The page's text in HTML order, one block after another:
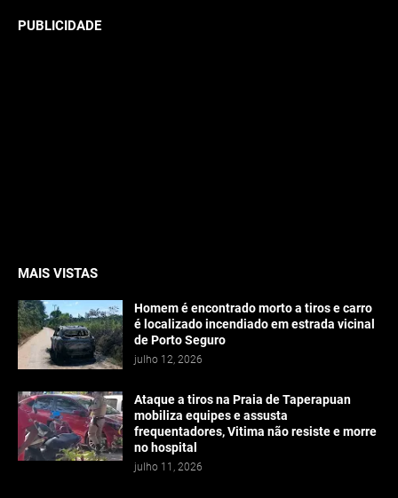
PUBLICIDADE
MAIS VISTAS
Homem é encontrado morto a tiros e carro
é localizado incendiado em estrada vicinal
de Porto Seguro
julho 12, 2026
Ataque a tiros na Praia de Taperapuan
mobiliza equipes e assusta
frequentadores, Vitima não resiste e morre
no hospital
julho 11, 2026